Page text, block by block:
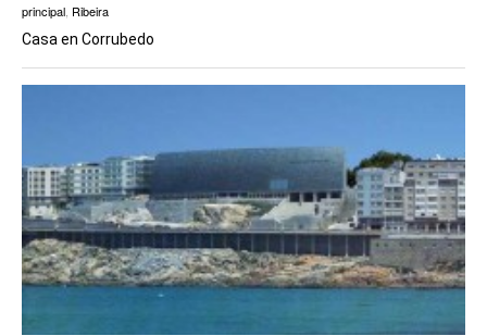
principal Ribeira
Casa en Corrubedo